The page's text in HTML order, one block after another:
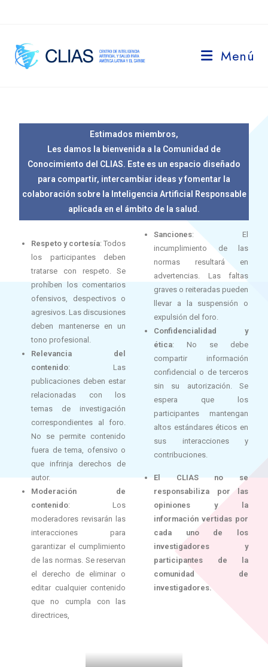
Menú
Estimados miembros,
Les damos la bienvenida a la Comunidad de
Conocimiento del CLIAS. Este es un espacio diseñado
para compartir, intercambiar ideas y fomentar la
colaboración sobre la Inteligencia Artificial Responsable
aplicada en el ámbito de la salud.
Respeto y cortesía: Todos
los participantes deben
tratarse con respeto. Se
prohíben los comentarios
ofensivos, despectivos o
agresivos. Las discusiones
deben mantenerse en un
tono profesional.
Relevancia del
contenido: Las
publicaciones deben estar
relacionadas con los
temas de investigación
correspondientes al foro.
No se permite contenido
fuera de tema, ofensivo o
que infrinja derechos de
autor.
Moderación de
contenido: Los
moderadores revisarán las
interacciones para
garantizar el cumplimiento
de las normas. Se reservan
el derecho de eliminar o
editar cualquier contenido
que no cumpla con las
directrices,
Sanciones: El
incumplimiento de las
normas resultará en
advertencias. Las faltas
graves o reiteradas pueden
llevar a la suspensión o
expulsión del foro.
Confidencialidad y
ética: No se debe
compartir información
confidencial o de terceros
sin su autorización. Se
espera que los
participantes mantengan
altos estándares éticos en
sus interacciones y
contribuciones.
El CLIAS no se
responsabiliza por las
opiniones y la
información vertidas por
cada uno de los
investigadores y
participantes de la
comunidad de
investigadores.